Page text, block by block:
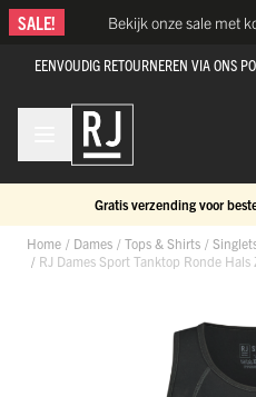
Ga naar de inhoud
SALE! Bekijk onze sale met
EENVOUDIG RETOURNEREN VIA ONS
Gratis verzending voor
Home / Dames / Tops & Shirts /
/ RJ Dames Sport Tanktop Ronde Hals